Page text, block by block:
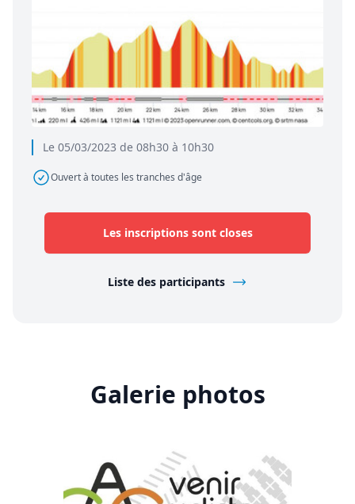
Le 05/03/2023 de 08h30 à 10h30
Ouvert à toutes les tranches d'âge
Les inscriptions sont closes
Liste des participants
Galerie photos